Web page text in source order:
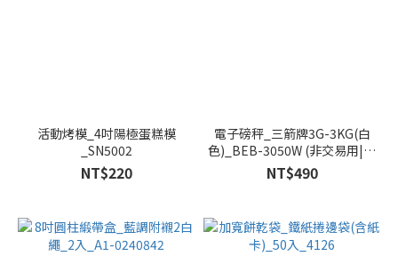
活動烤模_4吋陽極蛋糕模
_SN5002
NT$220
電子磅秤_三箭牌3G-3KG(白
色)_BEB-3050W (非交易用|家
庭用料理秤)
NT$490